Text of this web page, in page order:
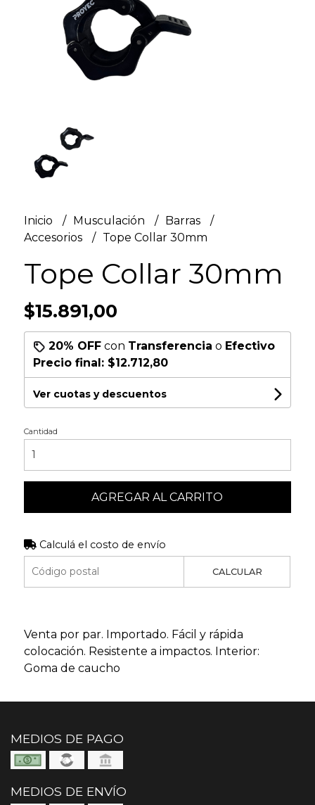
Inicio Musculación
Barras
Accesorios
Tope Collar 30mm
Tope Collar 30mm
$15.891,00
20% OFFcon Transferencia o Efectivo
Precio final: $12.712,80
Ver cuotas y descuentos
Cantidad
AGREGAR AL CARRITO
Calculá el costo de envío
CALCULAR
Venta por par. Importado. Fácil y rápida
colocación. Resistente a impactos. Interior:
Goma de caucho
MEDIOS DE PAGO
MEDIOS DE ENVÍO